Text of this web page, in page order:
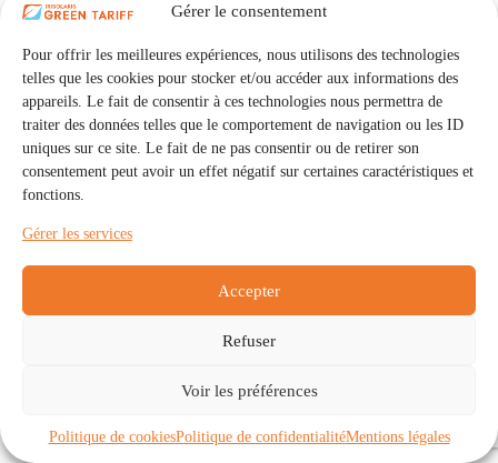
Gérer le consentement
Pour offrir les meilleures expériences, nous utilisons des technologies
telles que les cookies pour stocker et/ou accéder aux informations des
appareils. Le fait de consentir à ces technologies nous permettra de
traiter des données telles que le comportement de navigation ou les ID
uniques sur ce site. Le fait de ne pas consentir ou de retirer son
consentement peut avoir un effet négatif sur certaines caractéristiques et
fonctions.
Gérer les services
Accepter
Refuser
Voir les préférences
Politique de cookiesPolitique de confidentialitéMentions légales
Communautés
À propos
Politique de cookies (UE)